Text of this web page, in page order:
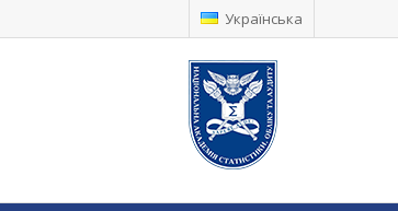
Українська